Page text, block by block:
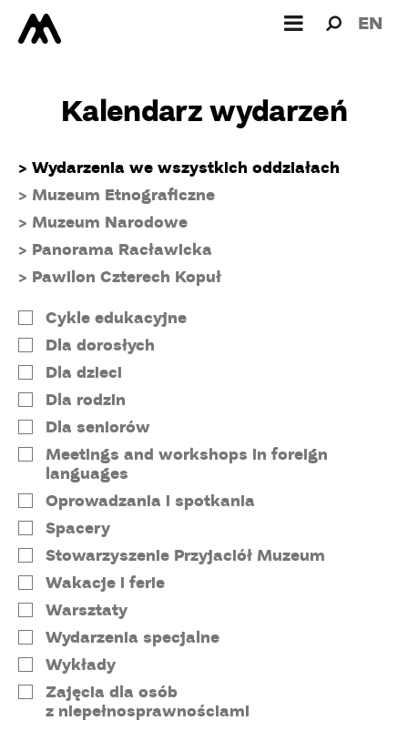
dla: EN
Kalendarz wydarzeń
Wydarzenia we wszystkich oddziałach
Muzeum Etnograficzne
Muzeum Narodowe
Panorama Racławicka
Pawilon Czterech Kopuł
Cykle edukacyjne
Dla dorosłych
Dla dzieci
Dla rodzin
Dla seniorów
Meetings and workshops in foreign
languages
Oprowadzania i spotkania
Spacery
Stowarzyszenie Przyjaciół Muzeum
Wakacje i ferie
Warsztaty
Wydarzenia specjalne
Wykłady
Zajęcia dla osób
z niepełnosprawnościami